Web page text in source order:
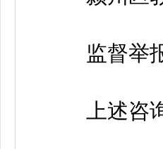
监督举报
上述咨询